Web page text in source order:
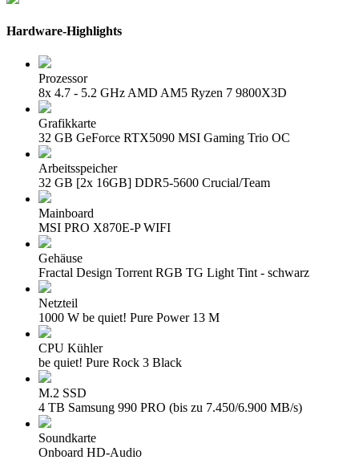
Hardware-Highlights
Prozessor
8x 4.7 - 5.2 GHz AMD AM5 Ryzen 7 9800X3D
Grafikkarte
32 GB GeForce RTX5090 MSI Gaming Trio OC
Arbeitsspeicher
32 GB [2x 16GB] DDR5-5600 Crucial/Team
Mainboard
MSI PRO X870E-P WIFI
Gehäuse
Fractal Design Torrent RGB TG Light Tint - schwarz
Netzteil
1000 W be quiet! Pure Power 13 M
CPU Kühler
be quiet! Pure Rock 3 Black
M.2 SSD
4 TB Samsung 990 PRO (bis zu 7.450/6.900 MB/s)
Soundkarte
Onboard HD-Audio